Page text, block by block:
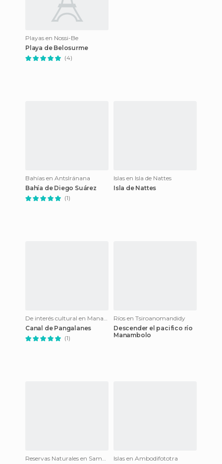
Playas en Nossi-Be
Playa de Belosurme
(4)
Bahías en AntsIránana
Bahía de Diego Suárez
(1)
Islas en Isla de Nattes
Isla de Nattes
De interés cultural en Manakara
Canal de Pangalanes
(1)
Ríos en Tsiroanomandidy
Descender el pacifico río
Manambolo
Reservas Naturales en Sambava
Islas en Ambodifototra